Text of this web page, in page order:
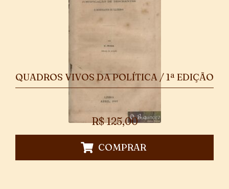
QUADROS VIVOS DA POLÍTICA / 1ª EDIÇÃO
R$125,00
COMPRAR